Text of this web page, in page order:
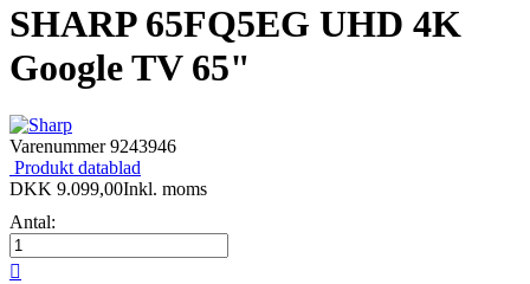
SHARP 65FQ5EG UHD 4K
Google TV 65"
Varenummer9243946
Produkt datablad
DKK 9.099,00Inkl. moms
Antal:
